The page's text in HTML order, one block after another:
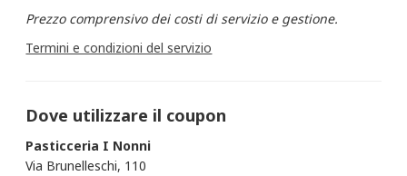
Prezzo comprensivo dei costi di servizio e gestione.
Termini e condizioni del servizio
Dove utilizzare il coupon
Pasticceria I Nonni
Via Brunelleschi, 110